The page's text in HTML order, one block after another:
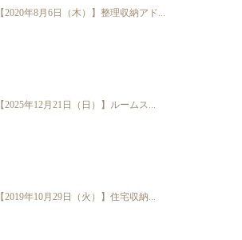
【2020年8月6日（木）】整理収納アド...
【2025年12月21日（日）】ルームス...
【2019年10月29日（火）】住宅収納...